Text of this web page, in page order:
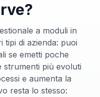
a moduli in
tipi di azienda: puoi
se emetti poche
strumenti più evoluti
e aumenta la
resta lo stesso: